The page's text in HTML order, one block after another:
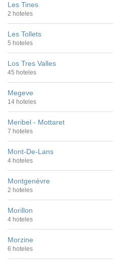
Les Tines
2 hoteles
Les Tollets
5 hoteles
Los Tres Valles
45 hoteles
Megeve
14 hoteles
Meribel - Mottaret
7 hoteles
Mont-De-Lans
4 hoteles
Montgenèvre
2 hoteles
Morillon
4 hoteles
Morzine
6 hoteles